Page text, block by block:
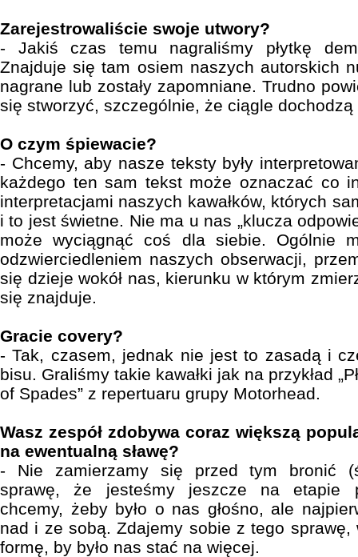
Zarejestrowaliście swoje utwory?
- Jakiś czas temu nagraliśmy płytkę
Znajduje się tam osiem naszych autorskich
nagrane lub zostały zapomniane. Trudno
się stworzyć, szczególnie, że ciągle dochodzą
O czym śpiewacie?
- Chcemy, aby nasze teksty były
każdego ten sam tekst może oznaczać co
interpretacjami naszych kawałków, których
i to jest świetne. Nie ma u nas „klucza
może wyciągnąć coś dla siebie. Ogólnie
odzwierciedleniem naszych obserwacji,
się dzieje wokół nas, kierunku w którym
się znajduje.
Gracie covery?
- Tak, czasem, jednak nie jest to zasadą i
bisu. Graliśmy takie kawałki jak na przykład
of Spades” z repertuaru grupy Motorhead.
Wasz zespół zdobywa coraz większą
na ewentualną sławę?
- Nie zamierzamy się przed tym bronić
sprawę, że jesteśmy jeszcze na etapie
chcemy, żeby było o nas głośno, ale
nad i ze sobą. Zdajemy sobie z tego
formę, by było nas stać na więcej.